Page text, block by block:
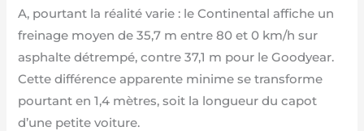
A, pourtant la réalité varie : le Continental affiche un
freinage moyen de 35,7 m entre 80 et 0 km/h sur
asphalte détrempé, contre 37,1 m pour le Goodyear.
Cette différence apparente minime se transforme
pourtant en 1,4 mètres, soit la longueur du capot
d’une petite voiture.